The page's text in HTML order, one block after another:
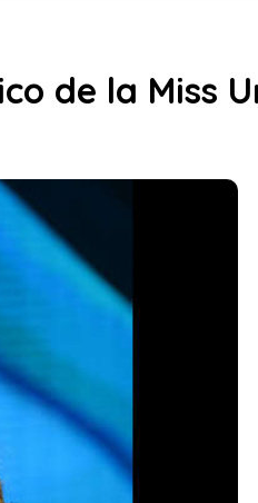
de la Miss